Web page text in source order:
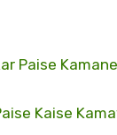
Paise Kamane
Kaise